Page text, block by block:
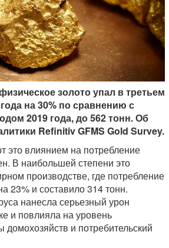
золото упал в третьем
на 30% по сравнению с
2019 года, до 562 тонн. Об
Refinitiv GFMS Gold Survey.
это влиянием на потребление
В наибольшей степени это
производстве, где потребление
23% и составило 314 тонн.
нанесла серьезный урон
и повлияла на уровень
и потребительский